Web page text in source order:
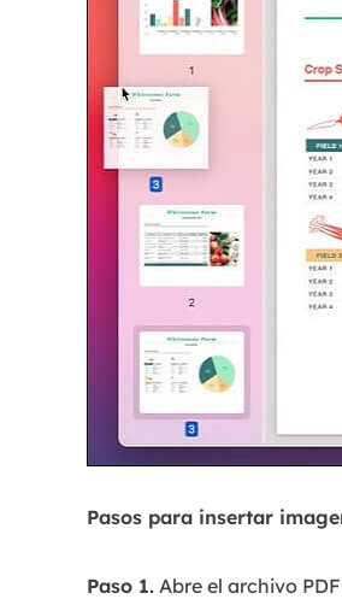
Pasos para insertar
Paso 1. Abre el archivo